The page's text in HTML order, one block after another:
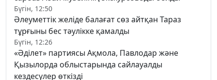
Бүгін, 12:50
Әлеуметтік желіде балағат сөз айтқан Тараз
тұрғыны бес тәулікке қамалды
Бүгін, 12:26
«Әділет» партиясы Ақмола, Павлодар және
Қызылорда облыстарында сайлауалды
кездесулер өткізді